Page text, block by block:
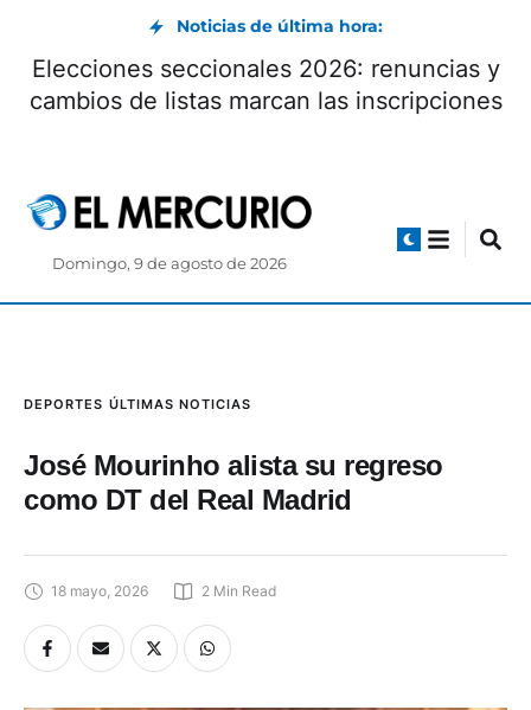
Noticias de última hora:
Elecciones seccionales 2026: renuncias y
cambios de listas marcan las inscripciones
Domingo, 9 de agosto de 2026
DEPORTES ÚLTIMAS NOTICIAS
José Mourinho alista su regreso
como DT del Real Madrid
18 mayo, 2026 2 Min Read